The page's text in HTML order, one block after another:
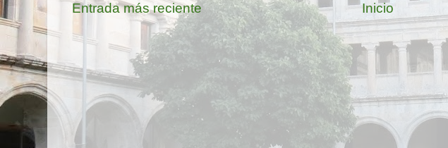
Entrada más reciente Inicio